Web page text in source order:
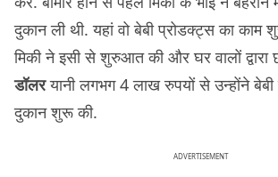
दुकान ली थी. यहां वो बेबी प्रोडक्ट्स का काम
मिकी ने इसी से शुरुआत की और घर वालों द्वारा
डॉलरयानी लगभग 4 लाख रुपयों से उन्होंने
दुकान शुरू की.
ADVERTISEMENT